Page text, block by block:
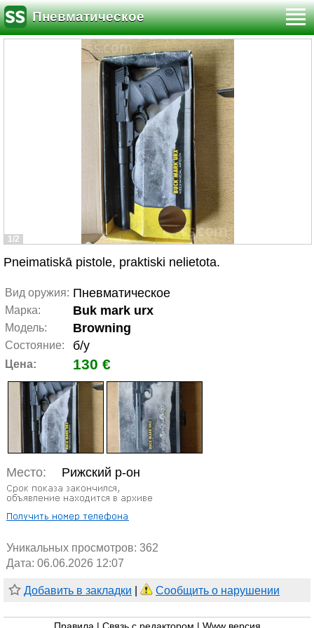
Пневматическое
1/2
Pneimatiskā pistole, praktiski nelietota.
Вид оружия: Пневматическое
Марка: Buk mark urx
Модель: Browning
Состояние: б/у
Цена: 130 €
Место: Рижский р-он
Уникальных просмотров: 362
Дата: 06.06.2026 12:07
Добавить в закладки Сообщить о нарушении